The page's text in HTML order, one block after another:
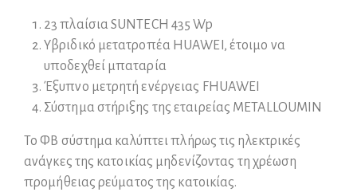
23 πλαίσια SUNTECH 435 Wp
Υβριδικό μετατροπέα HUAWEI, έτοιμο να
υποδεχθεί μπαταρία
Έξυπνο μετρητή ενέργειας FHUAWEI
Σύστημα στήριξης της εταιρείας METALLOUMIN
Το ΦΒ σύστημα καλύπτει πλήρως τις ηλεκτρικές
ανάγκες της κατοικίας μηδενίζοντας τη χρέωση
προμήθειας ρεύματος της κατοικίας.